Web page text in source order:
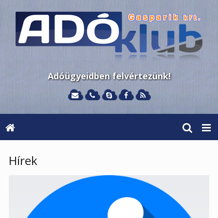
Adóügyeidben felvértezünk!
Hírek